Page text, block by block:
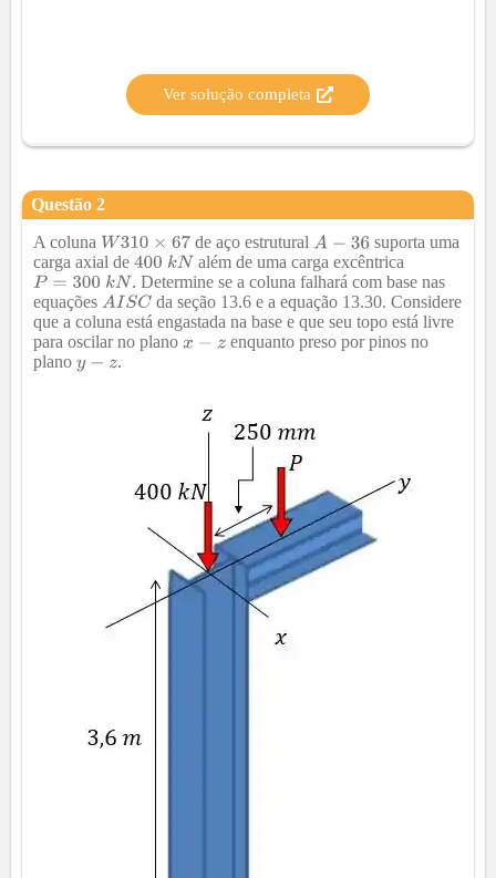
Ver solução completa
Questão 2
A coluna
de aço estrutural
suporta uma
carga axial de
além de uma carga excêntrica
. Determine se a coluna falhará com base nas
equações
da seção 13.6 e a equação 13.30. Considere
que a coluna está engastada na base e que seu topo está livre
para oscilar no plano
enquanto preso por pinos no
plano
.